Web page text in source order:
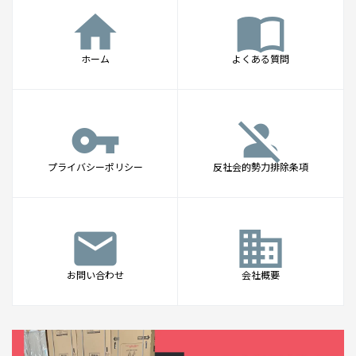
home
ホーム
import_contacts
よくある質問
vpn_key
プライバシーポリシー
person_off
反社会的勢力排除条項
mail
お問い合わせ
business
会社概要